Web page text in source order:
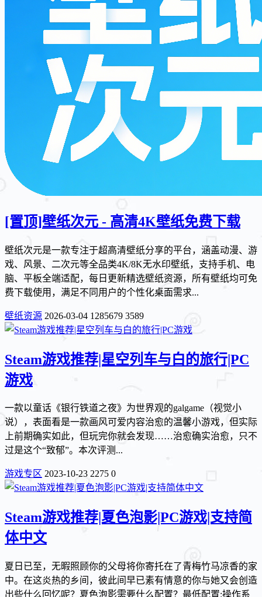
[置顶]壁纸次元 - 高清4K壁纸免费下载
壁纸次元是一款专注于超高清壁纸分享的平台，涵盖动漫、游
戏、风景、二次元等全品类4K/8K无水印壁纸，支持手机、电
脑、平板全端适配，每日更新精选壁纸资源，所有壁纸均可免
费下载使用，满足不同用户的个性化桌面需求...
壁纸资源 2026-03-04 1285679 3589
Steam游戏推荐|星空列车与白的旅行|PC
游戏
一款以童话《银行铁道之夜》为世界观的galgame（视觉小
说），表面看是一款画风可爱内容治愈的温馨小游戏，但实际
上前期确实如此，但玩完你就会发现……治愈确实治愈，只不
过是这个“致郁”。本次评测...
游戏专区 2023-10-23 2275 0
Steam游戏推荐|夏色泡影|PC游戏|支持简
体中文
夏日已至，无暇照顾你的父母将你寄托在了青梅竹马凉香的家
中。在这炎热的乡间，彼此间早已素有情意的你与她又会创造
出些什么回忆呢？夏色泡影需要什么配置？最低配置:操作系